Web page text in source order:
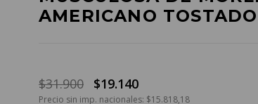
AMERICANO TOSTADO
$31.900 $19.140
Precio sin imp. nacionales: $15.818,18